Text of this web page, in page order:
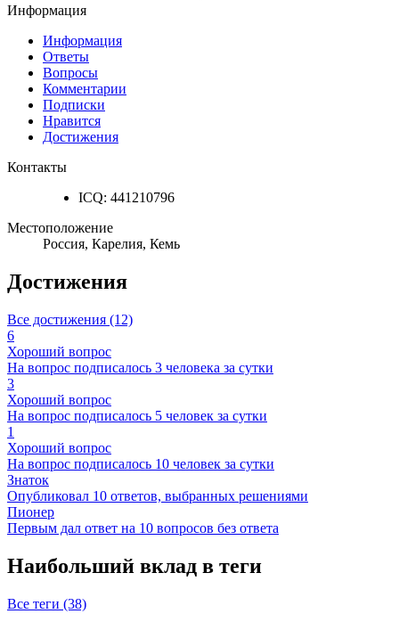
Информация
Информация
Ответы
Вопросы
Комментарии
Подписки
Нравится
Достижения
Контакты
ICQ: 441210796
Местоположение
Россия, Карелия, Кемь
Достижения
Все достижения (12)
6
Хороший вопрос
На вопрос подписалось 3 человека за сутки
3
Хороший вопрос
На вопрос подписалось 5 человек за сутки
1
Хороший вопрос
На вопрос подписалось 10 человек за сутки
Знаток
Опубликовал 10 ответов, выбранных решениями
Пионер
Первым дал ответ на 10 вопросов без ответа
Наибольший вклад в теги
Все теги (38)